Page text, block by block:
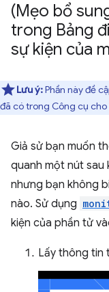
(Mẹo bổ
trong Bảng
sự kiện của
Lưu ý:Phần này đề
đã có trong Công cụ
Giả sử bạn muốn
quanh một nút sau
nhưng bạn không
nào. Sử dụng
kiện của phần tử
Lấy thông tin